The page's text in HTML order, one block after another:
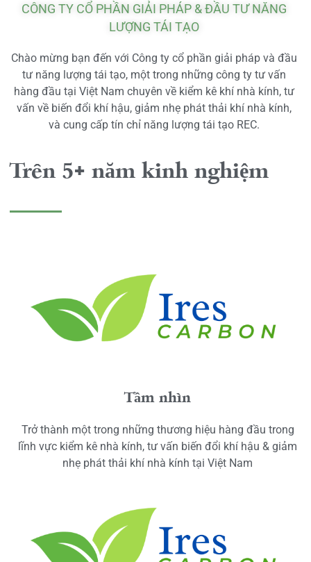
CÔNG TY CỔ PHẦN GIẢI PHÁP & ĐẦU TƯ NĂNG
LƯỢNG TÁI TẠO
Chào mừng bạn đến với Công ty cổ phần giải pháp và đầu
tư năng lượng tái tạo, một trong những công ty tư vấn
hàng đầu tại Việt Nam chuyên về kiểm kê khí nhà kính, tư
vấn về biến đổi khí hậu, giảm nhẹ phát thải khí nhà kính,
và cung cấp tín chỉ năng lượng tái tạo REC.
Trên 5+ năm kinh nghiệm
Tầm nhìn
Trở thành một trong những thương hiệu hàng đầu trong
lĩnh vực kiểm kê nhà kính, tư vấn biến đổi khí hậu & giảm
nhẹ phát thải khí nhà kính tại Việt Nam